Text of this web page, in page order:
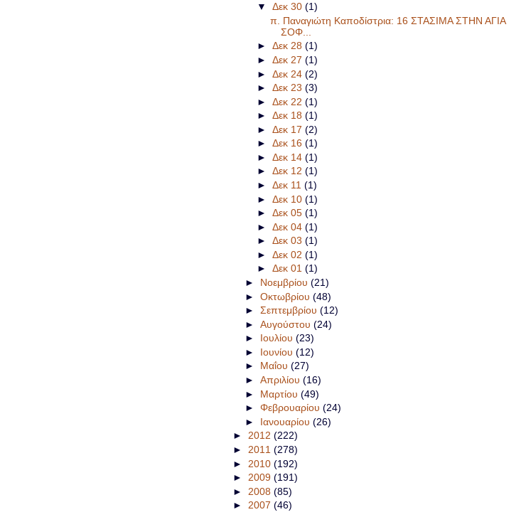
▼Δεκ 30(1)
π. Παναγιώτη Καποδίστρια: 16 ΣΤΑΣΙΜΑ ΣΤΗΝ ΑΓΙΑ
ΣΟΦ...
►Δεκ 28(1)
►Δεκ 27(1)
►Δεκ 24(2)
►Δεκ 23(3)
►Δεκ 22(1)
►Δεκ 18(1)
►Δεκ 17(2)
►Δεκ 16(1)
►Δεκ 14(1)
►Δεκ 12(1)
►Δεκ 11(1)
►Δεκ 10(1)
►Δεκ 05(1)
►Δεκ 04(1)
►Δεκ 03(1)
►Δεκ 02(1)
►Δεκ 01(1)
► Νοεμβρίου (21)
► Οκτωβρίου (48)
► Σεπτεμβρίου (12)
► Αυγούστου (24)
► Ιουλίου (23)
► Ιουνίου (12)
► Μαΐου (27)
► Απριλίου (16)
► Μαρτίου (49)
► Φεβρουαρίου (24)
► Ιανουαρίου (26)
► 2012 (222)
► 2011 (278)
► 2010 (192)
► 2009 (191)
► 2008 (85)
► 2007 (46)